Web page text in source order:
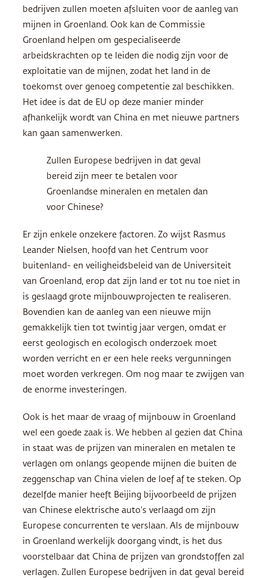
bedrijven zullen moeten afsluiten voor de aanleg van
mijnen in Groenland. Ook kan de Commissie
Groenland helpen om gespecialiseerde
arbeidskrachten op te leiden die nodig zijn voor de
exploitatie van de mijnen, zodat het land in de
toekomst over genoeg competentie zal beschikken.
Het idee is dat de EU op deze manier minder
afhankelijk wordt van China en met nieuwe partners
kan gaan samenwerken.
Zullen Europese bedrijven in dat geval
bereid zijn meer te betalen voor
Groenlandse mineralen en metalen dan
voor Chinese?
Er zijn enkele onzekere factoren. Zo wijst Rasmus
Leander Nielsen, hoofd van het Centrum voor
buitenland- en veiligheidsbeleid van de Universiteit
van Groenland, erop dat zijn land er tot nu toe niet in
is geslaagd grote mijnbouwprojecten te realiseren.
Bovendien kan de aanleg van een nieuwe mijn
gemakkelijk tien tot twintig jaar vergen, omdat er
eerst geologisch en ecologisch onderzoek moet
worden verricht en er een hele reeks vergunningen
moet worden verkregen. Om nog maar te zwijgen van
de enorme investeringen.
Ook is het maar de vraag of mijnbouw in Groenland
wel een goede zaak is. We hebben al gezien dat China
in staat was de prijzen van mineralen en metalen te
verlagen om onlangs geopende mijnen die buiten de
zeggenschap van China vielen de loef af te steken. Op
dezelfde manier heeft Beijing bijvoorbeeld de prijzen
van Chinese elektrische auto’s verlaagd om zijn
Europese concurrenten te verslaan. Als de mijnbouw
in Groenland werkelijk doorgang vindt, is het dus
voorstelbaar dat China de prijzen van grondstoffen zal
verlagen. Zullen Europese bedrijven in dat geval bereid